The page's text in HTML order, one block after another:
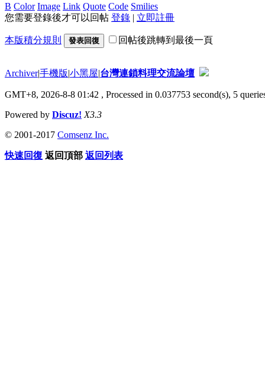
B Color Image Link Quote Code Smilies
您需要登錄後才可以回帖 登錄 | 立即註冊
本版積分規則 發表回復 回帖後跳轉到最後一頁
Archiver|手機版|小黑屋|台灣連鎖料理交流論壇
GMT+8, 2026-8-8 01:42 , Processed in 0.037753 second(s), 5
Powered by Discuz! X3.3
© 2001-2017 Comsenz Inc.
快速回復 返回頂部 返回列表